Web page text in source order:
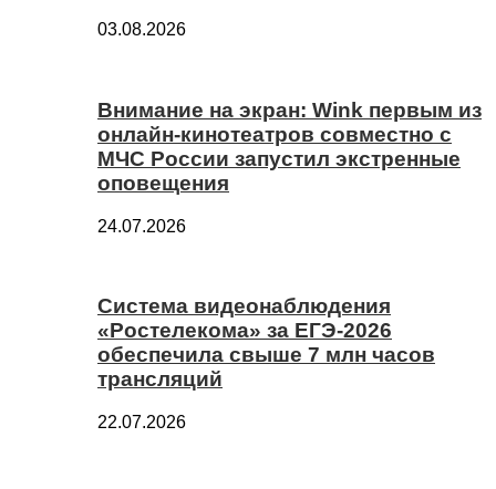
03.08.2026
Внимание на экран: Wink первым из
онлайн-кинотеатров совместно с
МЧС России запустил экстренные
оповещения
24.07.2026
Система видеонаблюдения
«Ростелекома» за ЕГЭ-2026
обеспечила свыше 7 млн часов
трансляций
22.07.2026